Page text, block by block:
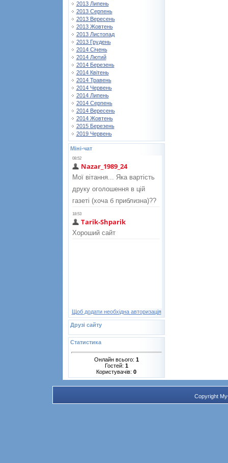
2013 Липень
2013 Серпень
2013 Вересень
2013 Жовтень
2013 Листопад
2013 Грудень
2014 Січень
2014 Лютий
2014 Березень
2014 Квітень
2014 Травень
2014 Червень
2014 Липень
2014 Серпень
2014 Вересень
2014 Жовтень
2015 Березень
2019 Червень
Міні-чат
Щоб додати необхідна авторизація
Друзі сайту
Статистика
Онлайн всього: 1
Гостей: 1
Користувачів: 0
Copyright